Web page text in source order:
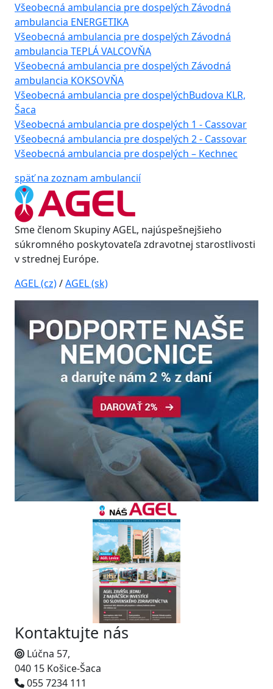
Všeobecná ambulancia pre dospelých Závodná
ambulancia ENERGETIKA
Všeobecná ambulancia pre dospelých Závodná
ambulancia TEPLÁ VALCOVŇA
Všeobecná ambulancia pre dospelých Závodná
ambulancia KOKSOVŇA
Všeobecná ambulancia pre dospelýchBudova KLR,
Šaca
Všeobecná ambulancia pre dospelých 1 - Cassovar
Všeobecná ambulancia pre dospelých 2 - Cassovar
Všeobecná ambulancia pre dospelých – Kechnec
späť na zoznam ambulancií
Sme členom Skupiny AGEL, najúspešnejšieho
súkromného poskytovateľa zdravotnej starostlivosti
v strednej Európe.
AGEL (cz)/AGEL (sk)
Kontaktujte nás
Lúčna 57,
040 15 Košice-Šaca
055 7234 111